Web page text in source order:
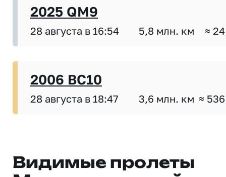
2025 QM9
28 августа в 16:54 5,8 млн. км ≈
2006 BC10
28 августа в 18:47 3,6 млн. км ≈
Видимые пролеты